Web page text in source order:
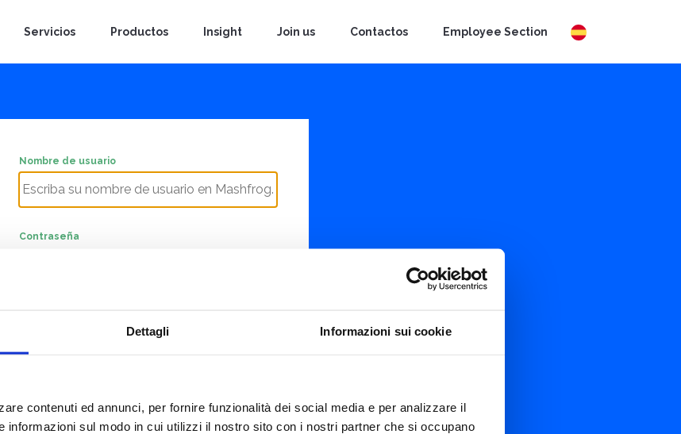
Dettagli Informazioni sui cookie
contenuti ed annunci, per fornire funzionalità dei social media e per analizzare il
informazioni sul modo in cui utilizzi il nostro sito con i nostri partner che si occupano
Servicios Productos Insight Join us Contactos Employee Section
Nombre de usuario
Contraseña